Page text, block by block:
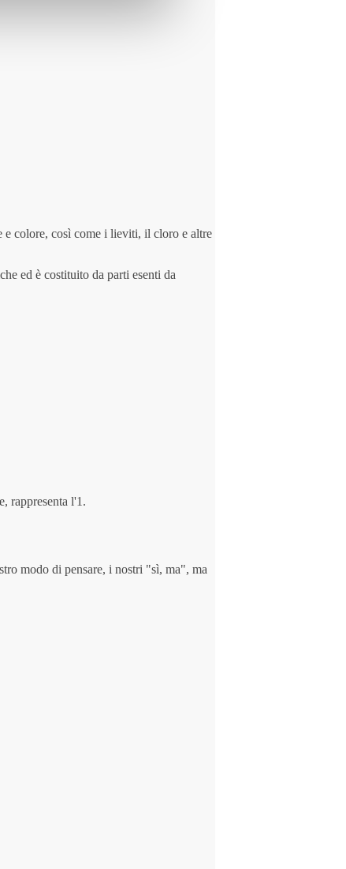
colore, così come i lieviti, il cloro e altre
ed è costituito da parti esenti da
rappresenta l'1.
modo di pensare, i nostri "sì, ma", ma